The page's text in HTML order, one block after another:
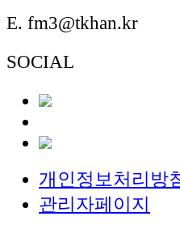
E. fm3@tkhan.kr
SOCIAL
개인정보처리방
관리자페이지